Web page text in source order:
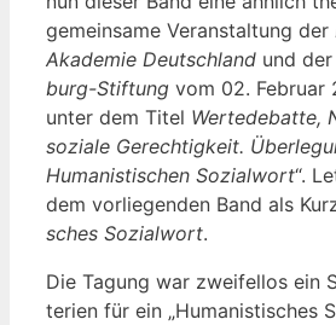
gemein­sa­me Ver­an­stal­tung der
Aka­de­mie Deutsch­land und der
burg-Stif­tung vom 02. Febru­ar
unter dem Titel Wer­te­de­bat­te,
sozia­le Gerech­tig­keit.
Huma­nis­ti­schen Sozi­al­wort“.
dem vor­lie­gen­den Band als
sches Sozi­al­wort.
Die Tagung war zwei­fel­los ein
te­ri­en für ein „Huma­nis­ti­sches